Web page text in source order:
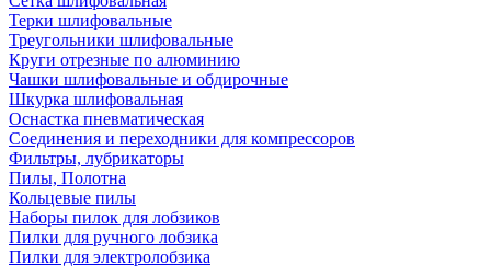
Терки шлифовальные
Треугольники шлифовальные
Круги отрезные по алюминию
Чашки шлифовальные и обдирочные
Шкурка шлифовальная
Оснастка пневматическая
Соединения и переходники для компрессоров
Фильтры, лубрикаторы
Пилы, Полотна
Кольцевые пилы
Наборы пилок для лобзиков
Пилки для ручного лобзика
Пилки для электролобзика